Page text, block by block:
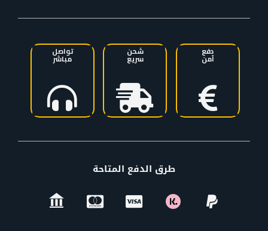
دفع
آمن
شحن
سريع
تواصل
مباشر
طرق الدفع المتاحة